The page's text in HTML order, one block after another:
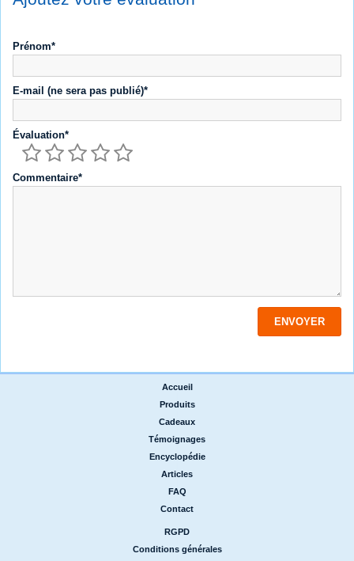
Prénom*
E-mail (ne sera pas publié)*
Évaluation*
Commentaire*
Accueil
Produits
Cadeaux
Témoignages
Encyclopédie
Articles
FAQ
Contact
RGPD
Conditions générales